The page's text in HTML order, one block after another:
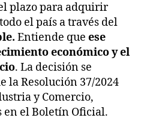
plazo para adquirir
el país a través del
Entiende que ese
económico y el
. La decisión se
la Resolución 37/2024
y Comercio,
en el Boletín Oficial.